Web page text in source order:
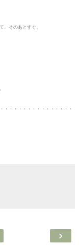
そのあとすぐ、
・・・・・・・・・・・・・・・
›